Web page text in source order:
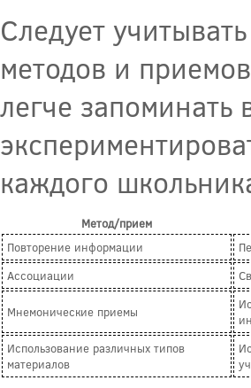
Следует
методов и
легче
каждого
Метод/прием
Повторение информации
Ассоциации
Мнемонические приемы
Использование различных типов
материалов